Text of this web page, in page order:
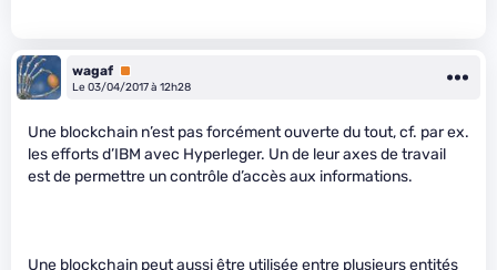
wagaf Premium
Le 03/04/2017 à 12h28
Une blockchain n’est pas forcément ouverte du tout, cf. par ex.
les efforts d’IBM avec Hyperleger. Un de leur axes de travail
est de permettre un contrôle d’accès aux informations.
Une blockchain peut aussi être utilisée entre plusieurs entités